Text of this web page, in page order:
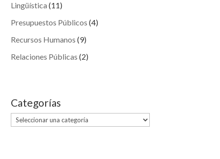
Lingüística (11)
Presupuestos Públicos (4)
Recursos Humanos (9)
Relaciones Públicas (2)
Categorías
Categorías